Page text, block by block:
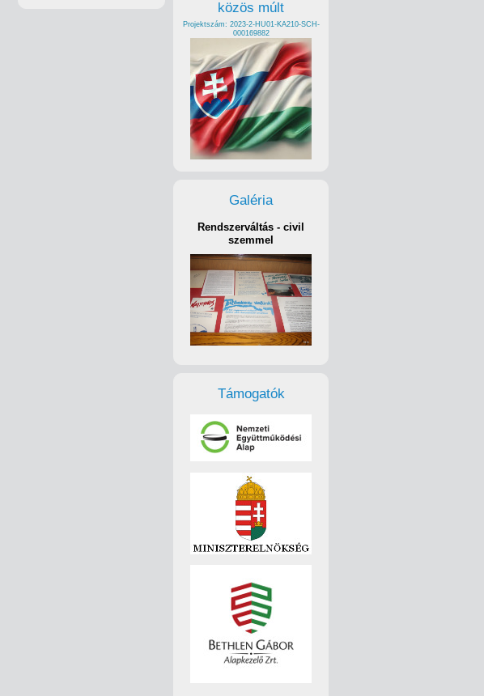
közös múlt
Projektszám: 2023-2-HU01-KA210-SCH-
000169882
Galéria
Rendszerváltás - civil
szemmel
Támogatók